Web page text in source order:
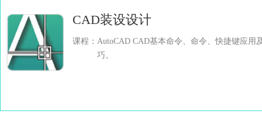
CAD装设设计
课程：AutoCAD CAD基本命令、命令、快捷键应用
巧。